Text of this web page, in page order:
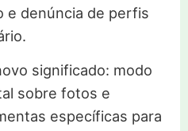
e denúncia de perfis
significado: modo
sobre fotos e
específicas para